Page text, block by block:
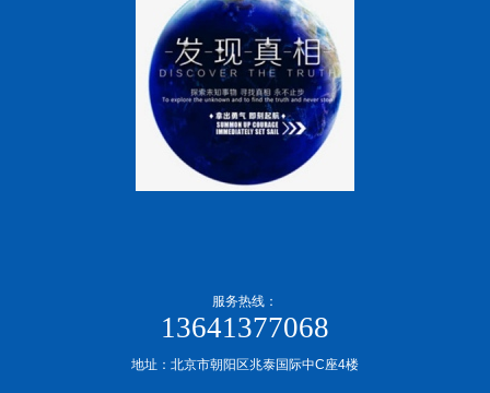
服务热线：
13641377068
地址：北京市朝阳区兆泰国际中C座4楼